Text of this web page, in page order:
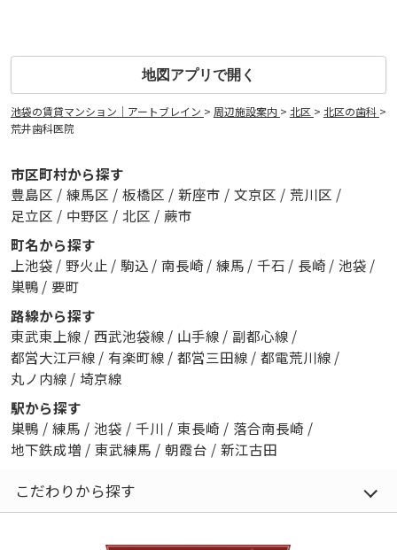
地図アプリで開く
池袋の賃貸マンション｜アートブレイン > 周辺施設案内 > 北区 > 北区の歯科 >
荒井歯科医院
市区町村から探す
豊島区 / 練馬区 / 板橋区 / 新座市 / 文京区 / 荒川区 /
足立区 / 中野区 / 北区 / 蕨市
町名から探す
上池袋 / 野火止 / 駒込 / 南長崎 / 練馬 / 千石 / 長崎 / 池袋 /
巣鴨 / 要町
路線から探す
東武東上線 / 西武池袋線 / 山手線 / 副都心線 /
都営大江戸線 / 有楽町線 / 都営三田線 / 都電荒川線 /
丸ノ内線 / 埼京線
駅から探す
巣鴨 / 練馬 / 池袋 / 千川 / 東長崎 / 落合南長崎 /
地下鉄成増 / 東武練馬 / 朝霞台 / 新江古田
こだわりから探す